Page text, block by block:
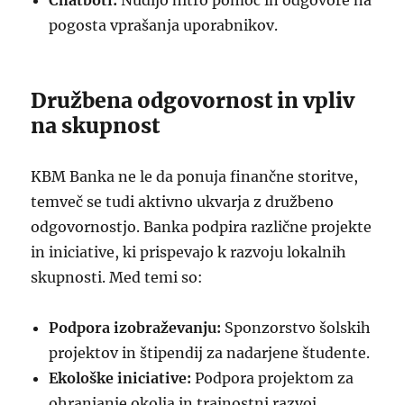
pogosta vprašanja uporabnikov.
Družbena odgovornost in vpliv
na skupnost
KBM Banka ne le da ponuja finančne storitve,
temveč se tudi aktivno ukvarja z družbeno
odgovornostjo. Banka podpira različne projekte
in iniciative, ki prispevajo k razvoju lokalnih
skupnosti. Med temi so:
Podpora izobraževanju: Sponzorstvo šolskih
projektov in štipendij za nadarjene študente.
Ekološke iniciative: Podpora projektom za